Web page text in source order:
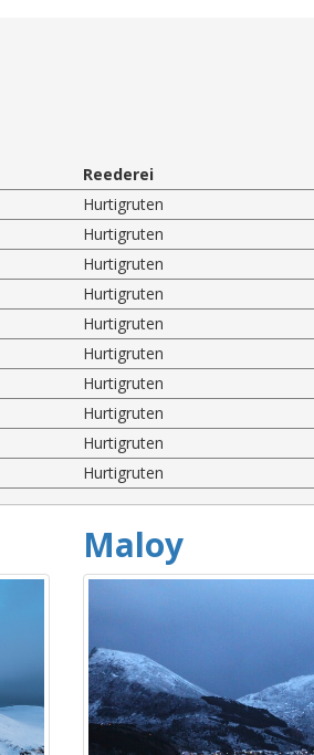
Reederei
Hurtigruten
Hurtigruten
Hurtigruten
Hurtigruten
Hurtigruten
Hurtigruten
Hurtigruten
Hurtigruten
Hurtigruten
Hurtigruten
Maloy